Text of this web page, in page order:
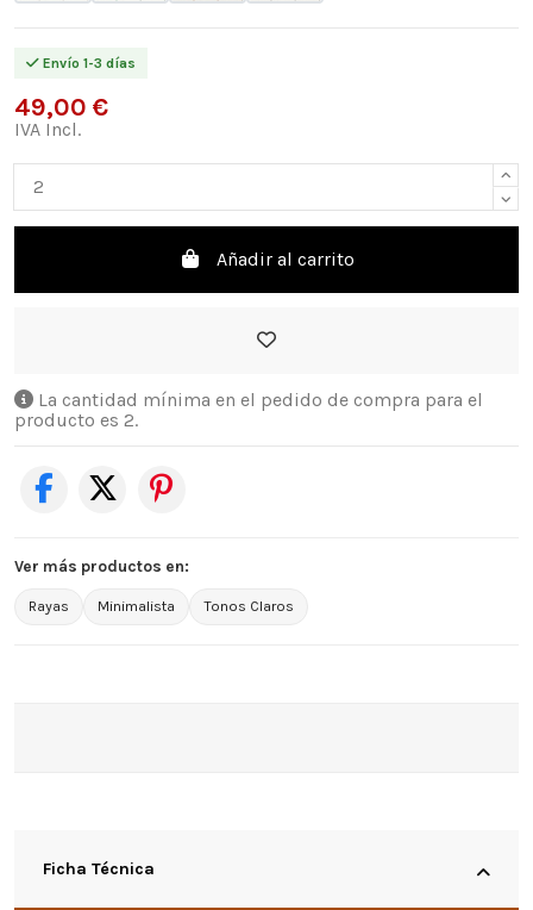
Envío 1-3 días
49,00 €
IVA Incl.
Añadir al carrito
La cantidad mínima en el pedido de compra para el
producto es 2.
Ver más productos en:
Rayas Minimalista Tonos Claros
Ficha Técnica